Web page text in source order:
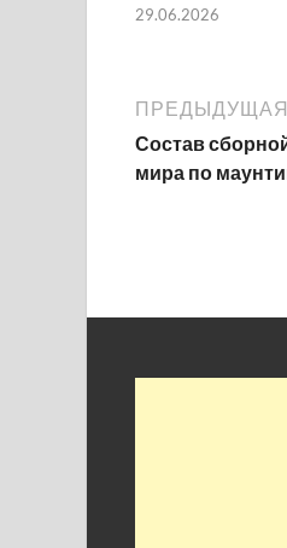
29.06.2026
ПРЕДЫДУЩАЯ
Состав
мира по